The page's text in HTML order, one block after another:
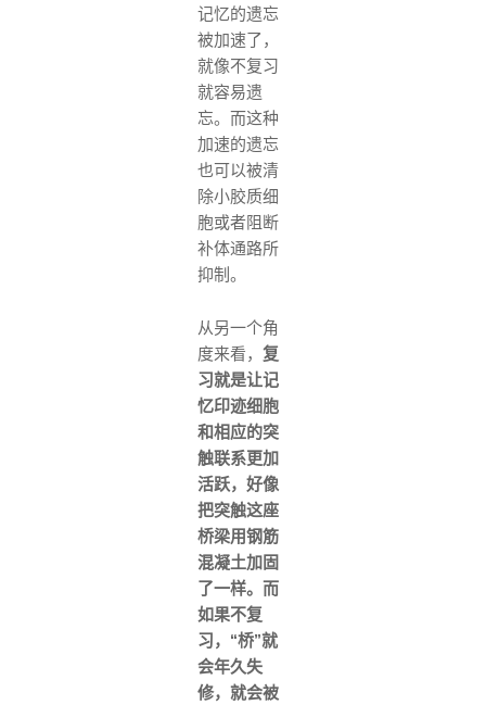
记忆的遗忘
被加速了，
就像不复习
就容易遗
忘。而这种
加速的遗忘
也可以被清
除小胶质细
胞或者阻断
补体通路所
抑制。
从另一个角
度来看，复
习就是让记
忆印迹细胞
和相应的突
触联系更加
活跃，好像
把突触这座
桥梁用钢筋
混凝土加固
了一样。而
如果不复
习，“桥”就
会年久失
修，就会被